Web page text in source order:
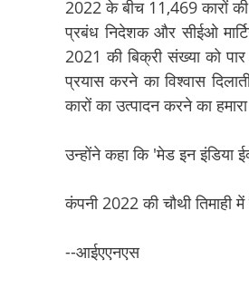
2022 के बीच 11,469 कारों
प्रबंध निदेशक और सीईओ
2021 की बिक्री संख्या को
प्रयास करने का विश्वास
कारों का उत्पादन करने का
उन्होंने कहा कि 'मेड इन
कंपनी 2022 की चौथी तिमाही
--आईएएनएस